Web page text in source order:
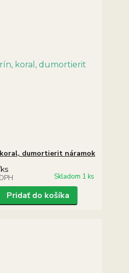
dumortierit náramok
ks
Skladom 1 ks
Pridať do košíka